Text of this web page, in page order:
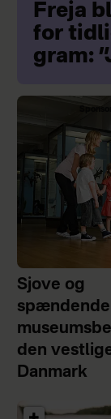
Freja
for
gram:
Sjove og
spændende
den
Danmark